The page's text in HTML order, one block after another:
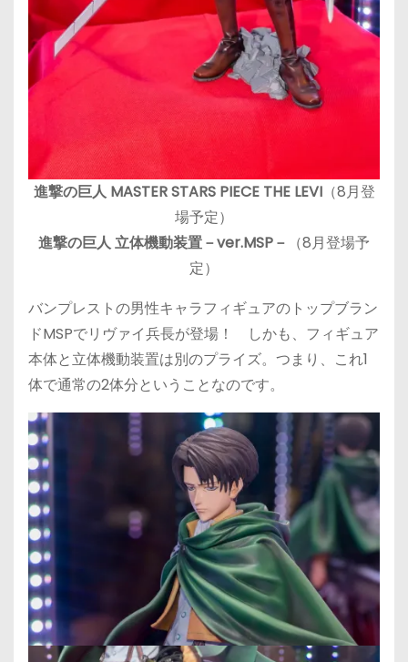
進撃の巨人 MASTER STARS PIECE THE LEVI（8月登
場予定）
進撃の巨人 立体機動装置－ver.MSP－ （8月登場予
定）
バンプレストの男性キャラフィギュアのトップブラン
ドMSPでリヴァイ兵長が登場！ しかも、フィギュア
本体と立体機動装置は別のプライズ。つまり、これ1
体で通常の2体分ということなのです。